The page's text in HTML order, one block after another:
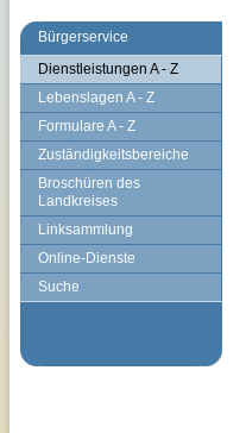
Bürgerservice
Dienstleistungen A - Z
Lebenslagen A - Z
Formulare A - Z
Zuständigkeitsbereiche
Broschüren des
Landkreises
Linksammlung
Online-Dienste
Suche